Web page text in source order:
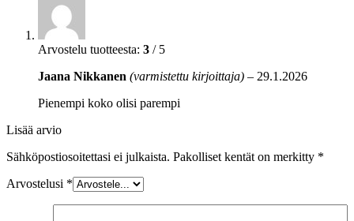
Arvostelu tuotteesta: 3 / 5
Jaana Nikkanen (varmistettu kirjoittaja) – 29.1.2026
Pienempi koko olisi parempi
Lisää arvio
Sähköpostiosoitettasi ei julkaista. Pakolliset kentät on merkitty *
Arvostelusi *